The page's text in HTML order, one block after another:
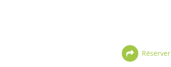
Réserver